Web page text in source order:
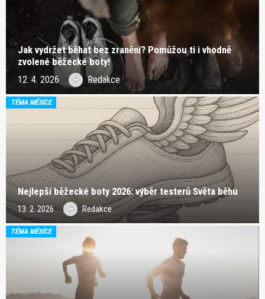
Jak vydržet běhat bez zranění? Pomůžou ti i vhodně
zvolené běžecké boty!
12. 4. 2026 Redakce
TÉMA MĚSÍCE
Nejlepší běžecké boty 2026: výběr testerů Světa běhu
13. 2. 2026 Redakce
TÉMA MĚSÍCE